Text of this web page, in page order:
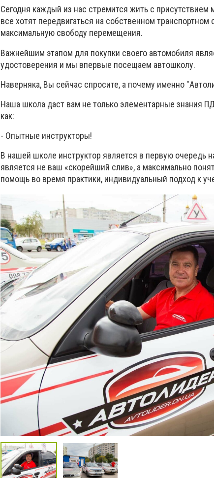
Сегодня каждый из нас стремится жить с присутствием
все хотят передвигаться на собственном транспортном
максимальную свободу перемещения.
Важнейшим этапом для покупки своего автомобиля
удостоверения и мы впервые посещаем автошколу.
Наверняка, Вы сейчас спросите, а почему именно
Наша школа даст вам не только элементарные знания
как:
- Опытные инструкторы!
В нашей школе инструктор является в первую очередь
является не ваш «скорейший слив», а максимально
помощь во время практики, индивидуальный подход к